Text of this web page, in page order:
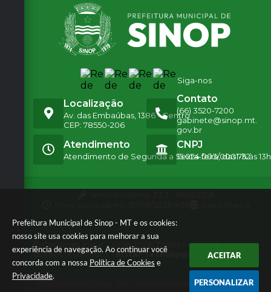
Prefeitura Municipal de Sinop - MT e os cookies:
nosso site usa cookies para melhorar a sua
experiência de navegação. Ao continuar você
concorda com a nossa Política de Cookies e
Privacidade.
ACEITAR
PERSONALIZAR
Siga-nos
Localização
Av. das Embaúbas, 1386 - Centro
CEP: 78550-206
Contato
(66) 3520-7200
gabinete@sinop.mt.
gov.br
Atendimento
Atendimento de Segunda a Sexta-feira, das 7h às 13h
CNPJ
15.024.003/0001-32
© Copyright Instar - 2006-2026. Todos os
direitos reservados -Instar Tecnologia